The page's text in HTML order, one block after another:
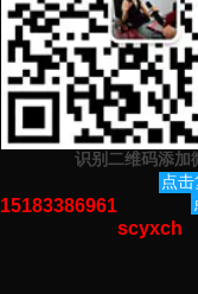
上一篇：网络营销出来可
下一篇：新品牌的营销方
猜你感兴趣的内容
暂无相关文章！
识别二维码添加
点击
15183386961
scyxch